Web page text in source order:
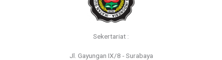
Sekertariat :
Jl. Gayungan IX/8 - Surabaya